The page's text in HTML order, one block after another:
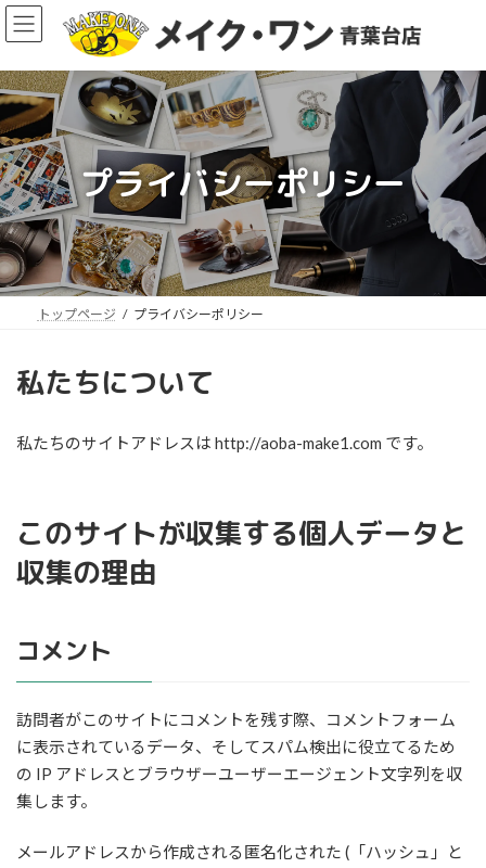
コ
ン
ン
ツ
へ
ス
キ
ッ
プ
ナ
ビ
ー
シ
ョ
ン
に
移
動
プライバシーポリシー
トップページ プライバシーポリシー
私たちについて
私たちのサイトアドレスは http://aoba-make1.com です。
このサイトが収集する個人データと
収集の理由
コメント
訪問者がこのサイトにコメントを残す際、コメントフォーム
に表示されているデータ、そしてスパム検出に役立てるため
の IP アドレスとブラウザーユーザーエージェント文字列を収
集します。
メールアドレスから作成される匿名化された (「ハッシュ」と
ア
コ
ン
リ
ク